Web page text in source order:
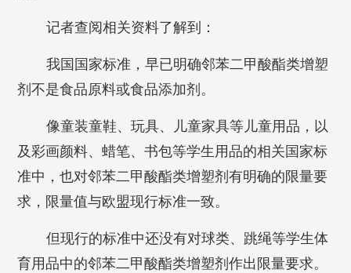
记者查阅相关资料了解到：
我国国家标准，早已明确邻苯二甲酸酯类增塑
剂不是食品原料或食品添加剂。
像童装童鞋、玩具、儿童家具等儿童用品，以
及彩画颜料、蜡笔、书包等学生用品的相关国家标
准中，也对邻苯二甲酸酯类增塑剂有明确的限量要
求，限量值与欧盟现行标准一致。
但现行的标准中还没有对球类、跳绳等学生体
育用品中的邻苯二甲酸酯类增塑剂作出限量要求。